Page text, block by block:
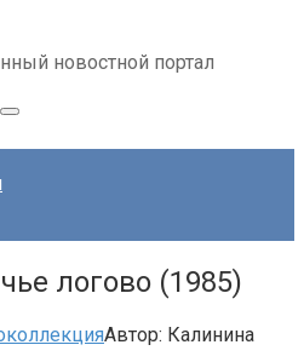
новостной портал
логово (1985)
Автор: Калинина